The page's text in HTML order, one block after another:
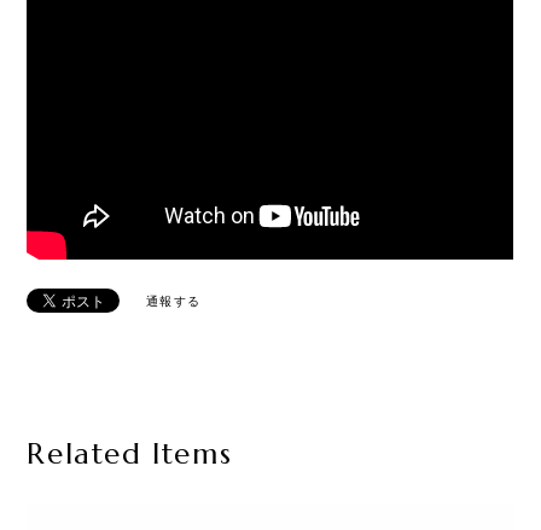
通報する
Related Items